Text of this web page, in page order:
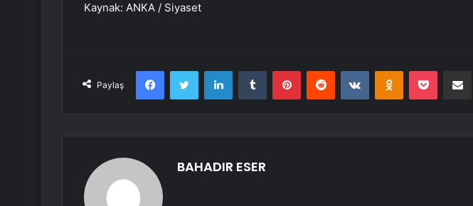
Kaynak: ANKA / Siyaset
Paylaş
FacebookTwitter LinkedInTumblr PinterestReddit VKontakteOdnoklassniki
Pocket
BAHADIR ESER